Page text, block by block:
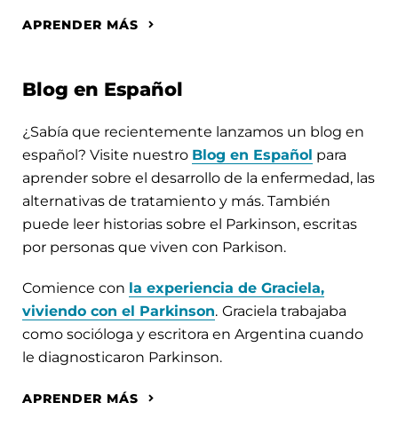
APRENDER MÁS
Blog en Español
¿Sabía que recientemente lanzamos un blog en
español? Visite nuestro Blog en Español para
aprender sobre el desarrollo de la enfermedad, las
alternativas de tratamiento y más. También
puede leer historias sobre el Parkinson, escritas
por personas que viven con Parkison.
Comience con la experiencia de Graciela,
viviendo con el Parkinson. Graciela trabajaba
como socióloga y escritora en Argentina cuando
le diagnosticaron Parkinson.
APRENDER MÁS